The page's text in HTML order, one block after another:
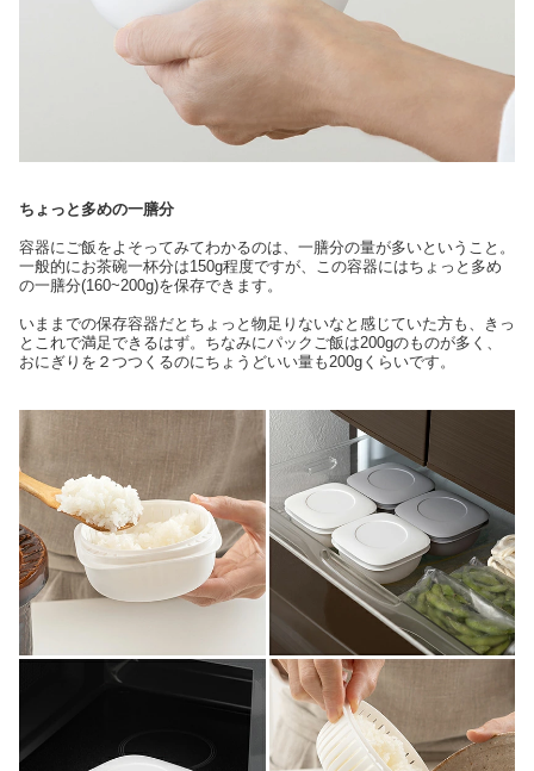
ちょっと多めの一膳分
容器にご飯をよそってみてわかるのは、一膳分の量が多いということ。
一般的にお茶碗一杯分は150g程度ですが、この容器にはちょっと多め
の一膳分(160~200g)を保存できます。
いままでの保存容器だとちょっと物足りないなと感じていた方も、きっ
とこれで満足できるはず。ちなみにパックご飯は200gのものが多く、
おにぎりを２つつくるのにちょうどいい量も200gくらいです。